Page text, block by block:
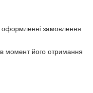
замовлення
момент його отримання